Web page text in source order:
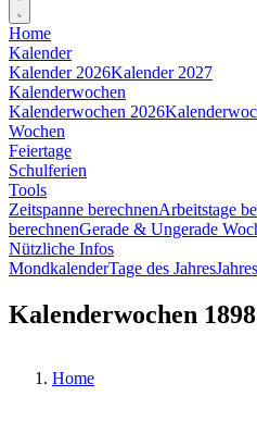
Home
Kalender
Kalender 2026Kalender 2027
Kalenderwochen
Kalenderwochen 2026
Wochen
Feiertage
Schulferien
Tools
Zeitspanne berechnenArbeitstage
berechnenGerade & Ungerade
Nützliche Infos
MondkalenderTage des Jahres
Kalenderwochen 1898
Home